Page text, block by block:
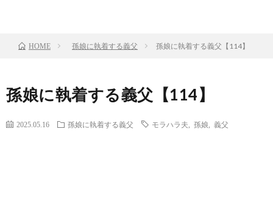
HOME 孫娘に執着する義父 孫娘に執着する義父【114】
孫娘に執着する義父【114】
2025.05.16 孫娘に執着する義父 モラハラ夫 孫娘 義父